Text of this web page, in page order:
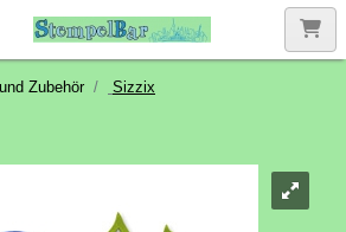
Zubehör Sizzix